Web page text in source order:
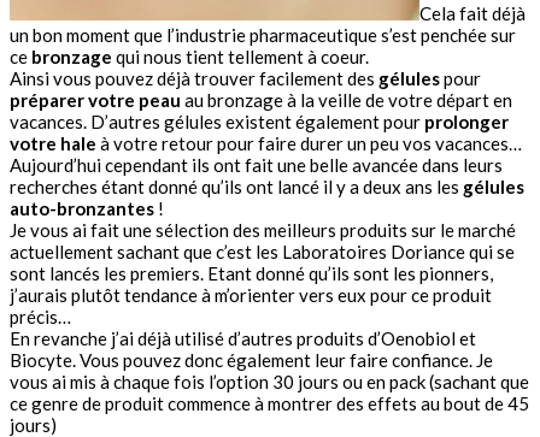
Cela fait déjà
un bon moment que l’industrie pharmaceutique s’est penchée sur
ce bronzage qui nous tient tellement à coeur.
Ainsi vous pouvez déjà trouver facilement des gélulespour
préparer votre peau au bronzage à la veille de votre départ en
vacances. D’autres gélules existent également pour prolonger
votre hale à votre retour pour faire durer un peu vos vacances…
Aujourd’hui cependant ils ont fait une belle avancée dans leurs
recherches étant donné qu’ils ont lancé il y a deux ans les gélules
auto-bronzantes !
Je vous ai fait une sélection des meilleurs produits sur le marché
actuellement sachant que c’est les Laboratoires Doriance qui se
sont lancés les premiers. Etant donné qu’ils sont les pionners,
j’aurais plutôt tendance à m’orienter vers eux pour ce produit
précis…
En revanche j’ai déjà utilisé d’autres produits d’Oenobiol et
Biocyte. Vous pouvez donc également leur faire confiance. Je
vous ai mis à chaque fois l’option 30 jours ou en pack (sachant que
ce genre de produit commence à montrer des effets au bout de 45
jours)